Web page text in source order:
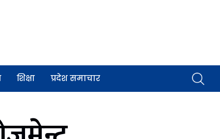
शिक्षा प्रदेश समाचार